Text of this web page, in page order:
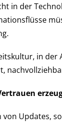
in der
in der
Updates,